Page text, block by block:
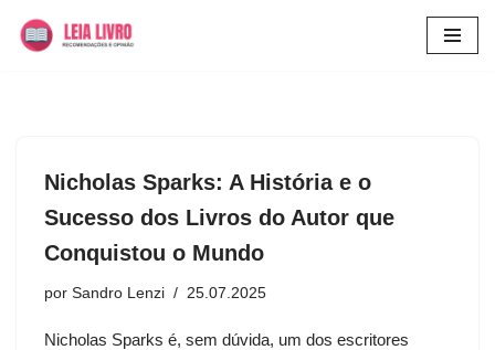
Nicholas Sparks: A História e o
Sucesso dos Livros do Autor que
Conquistou o Mundo
por Sandro Lenzi 25.07.2025
Nicholas Sparks é, sem dúvida, um dos escritores